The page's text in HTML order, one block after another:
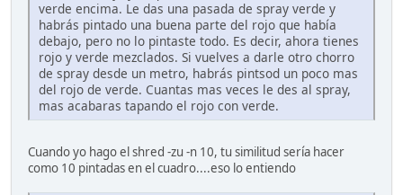
verde encima. Le das una pasada de spray verde y
habrás pintado una buena parte del rojo que había
debajo, pero no lo pintaste todo. Es decir, ahora tienes
rojo y verde mezclados. Si vuelves a darle otro chorro
de spray desde un metro, habrás pintsod un poco mas
del rojo de verde. Cuantas mas veces le des al spray,
mas acabaras tapando el rojo con verde.
Cuando yo hago el shred -zu -n 10, tu similitud sería hacer
como 10 pintadas en el cuadro....eso lo entiendo